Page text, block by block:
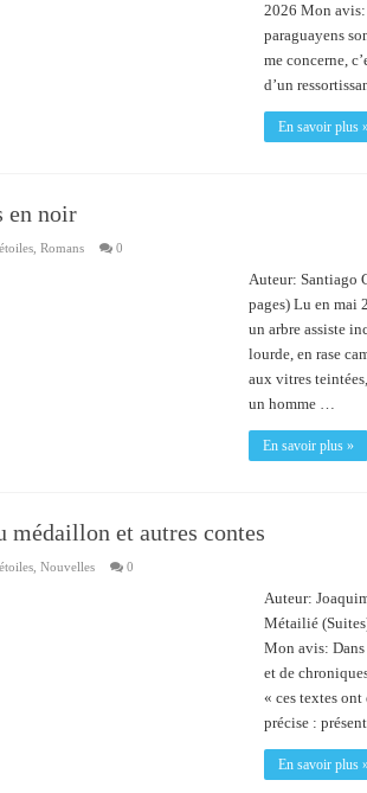
2026 Mon avis:
paraguayens
me concerne,
d’un
En savoir plus
en noir
, Romans 0
Auteur: Santiago
pages) Lu en mai
un arbre assiste
lourde, en rase
aux vitres
un homme …
En savoir plus »
médaillon et autres contes
, Nouvelles 0
Auteur:
Métailié
Mon avis:
et de
« ces textes
précise :
En savoir plus